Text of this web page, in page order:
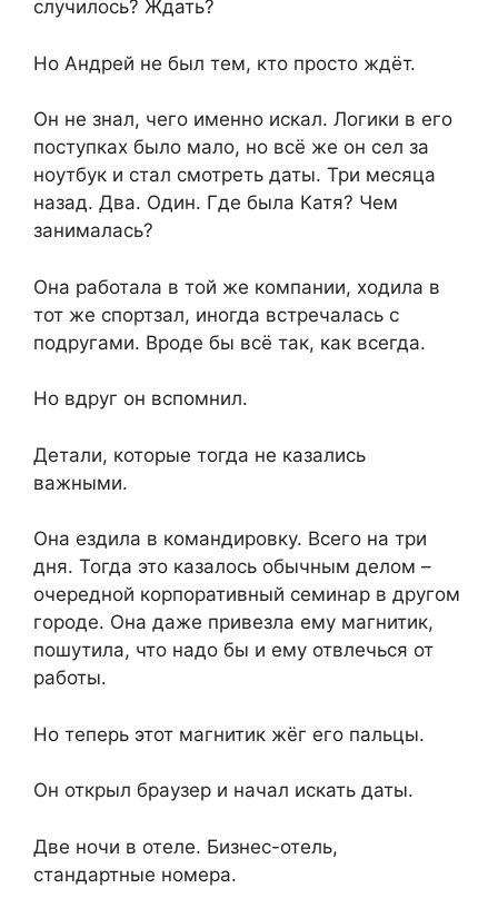
случилось? Ждать?
Но Андрей не был тем, кто просто ждёт.
Он не знал, чего именно искал. Логики в его
поступках было мало, но всё же он сел за
ноутбук и стал смотреть даты. Три месяца
назад. Два. Один. Где была Катя? Чем
занималась?
Она работала в той же компании, ходила в
тот же спортзал, иногда встречалась с
подругами. Вроде бы всё так, как всегда.
Но вдруг он вспомнил.
Детали, которые тогда не казались
важными.
Она ездила в командировку. Всего на три
дня. Тогда это казалось обычным делом –
очередной корпоративный семинар в другом
городе. Она даже привезла ему магнитик,
пошутила, что надо бы и ему отвлечься от
работы.
Но теперь этот магнитик жёг его пальцы.
Он открыл браузер и начал искать даты.
Две ночи в отеле. Бизнес-отель,
стандартные номера.